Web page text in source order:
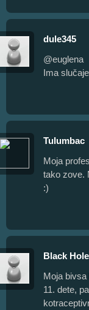
dule345
@euglena
Ima
Tulumbac
Moja
tako zove.
:)
Black Hole
Moja
11. dete,